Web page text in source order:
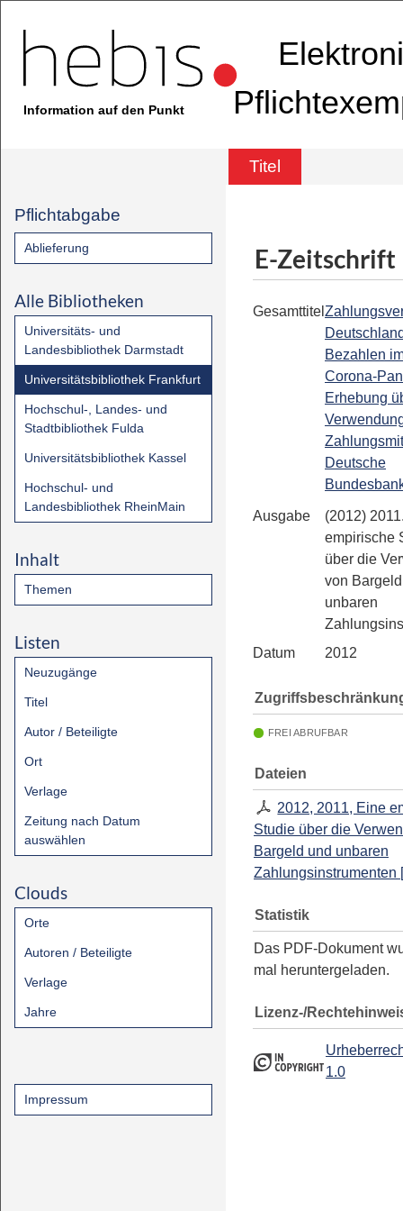
Information auf den Punkt
Titel
Pflichtabgabe
Ablieferung
Alle Bibliotheken
Universitäts- und
Landesbibliothek Darmstadt
Universitätsbibliothek Frankfurt
Hochschul-, Landes- und
Stadtbibliothek Fulda
Universitätsbibliothek Kassel
Hochschul- und
Landesbibliothek RheinMain
Inhalt
Themen
Listen
Neuzugänge
Titel
Autor / Beteiligte
Ort
Verlage
Zeitung nach Datum
auswählen
Clouds
Orte
Autoren / Beteiligte
Verlage
Jahre
Impressum
E-Zeitschrift
Gesamttitel
Bezahlen
Corona-
Erhebung
Deutsche
Ausgabe
(2012)
empirische
über die
von
unbaren
Datum
2012
FREI ABRUFBAR
Dateien
2012, 2011, Eine
Studie über die
Bargeld und unbaren
Zahlungsinstrumenten [
Statistik
Das PDF-Dokument
mal heruntergeladen.
Lizenz-/
1.0